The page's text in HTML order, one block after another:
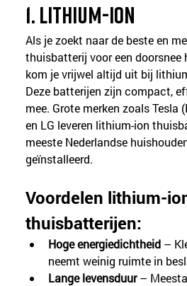
1. lithium-ion
Als je zoekt naar de beste en
thuisbatterij voor een doorsnee
kom je vrijwel altijd uit bij
Deze batterijen zijn compact,
mee. Grote merken zoals Tesla
en LG leveren lithium-ion
meeste Nederlandse
geïnstalleerd.
Voordelen lithium-
thuisbatterijen:
Hoge energiedichtheid –
neemt weinig ruimte in
Lange levensduur –